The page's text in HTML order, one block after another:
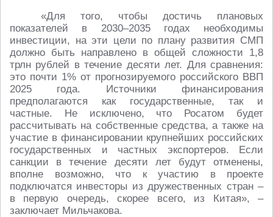
«Для того, чтобы достичь плановых
показателей в 2030–2035 годах необходимы
инвестиции, на эти цели по плану развития СМП
должно быть направлено в общей сложности 1,8
трлн рублей в течение десяти лет. Для сравнения:
это почти 1% от прогнозируемого российского ВВП
2025 года. Источники финансирования
предполагаются как государственные, так и
частные. Не исключено, что Росатом будет
рассчитывать на собственные средства, а также на
участие в финансировании крупнейших российских
государственных и частных экспортеров. Если
санкции в течение десяти лет будут отменены,
вполне возможно, что к участию в проекте
подключатся инвесторы из дружественных стран –
в первую очередь, скорее всего, из Китая», –
заключает Мильчакова.